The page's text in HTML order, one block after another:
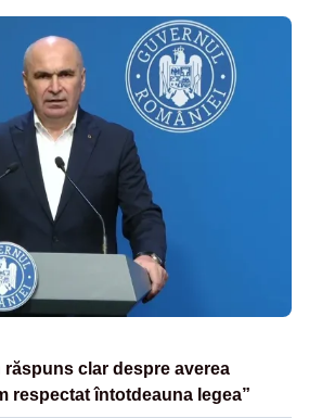
răspuns clar despre averea
respectat întotdeauna legea”